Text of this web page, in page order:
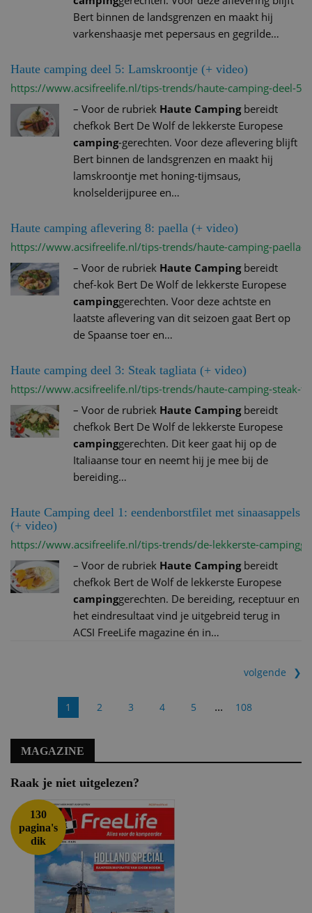
Bert binnen de landsgrenzen en maakt hij
varkenshaasje met pepersaus en gegrilde…
Haute camping deel 5: Lamskroontje (+ video)
https://www.acsifreelife.nl/tips-trends/haute-camping-deel-5-
– Voor de rubriek Haute Campingbereidt
chefkok Bert De Wolf de lekkerste Europese
camping-gerechten. Voor deze aflevering blijft
Bert binnen de landsgrenzen en maakt hij
lamskroontje met honing-tijmsaus,
knolselderijpuree en…
Haute camping aflevering 8: paella (+ video)
https://www.acsifreelife.nl/tips-trends/haute-camping-paella-
– Voor de rubriek Haute Campingbereidt
chef-kok Bert De Wolf de lekkerste Europese
campinggerechten. Voor deze achtste en
laatste aflevering van dit seizoen gaat Bert op
de Spaanse toer en…
Haute camping deel 3: Steak tagliata (+ video)
https://www.acsifreelife.nl/tips-trends/haute-camping-steak-
– Voor de rubriek Haute Campingbereidt
chefkok Bert De Wolf de lekkerste Europese
campinggerechten. Dit keer gaat hij op de
Italiaanse tour en neemt hij je mee bij de
bereiding…
Haute Camping deel 1: eendenborstfilet met sinaasappels
(+ video)
https://www.acsifreelife.nl/tips-trends/de-lekkerste-
– Voor de rubriek Haute Campingbereidt
chefkok Bert de Wolf de lekkerste Europese
campinggerechten. De bereiding, receptuur en
het eindresultaat vind je uitgebreid terug in
ACSI FreeLife magazine én in…
1 2 3 4 5 ... 108
volgende
MAGAZINE
Raak je niet uitgelezen?
130
pagina's
dik